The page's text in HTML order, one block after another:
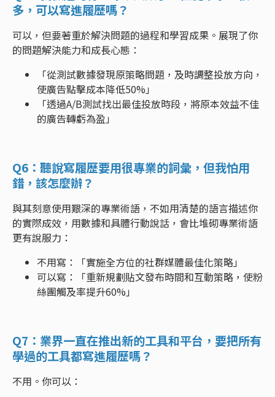
多，可以寫進履歷嗎？
可以，但要著重於解決問題的過程和學習成果。展現了你
的問題解決能力和成長心態：
「從測試數據發現原策略問題，及時調整投放方向，
使廣告點擊成本降低50%」
「透過A/B測試找出最佳投放時段，將原本效益不佳
的廣告轉虧為盈」
Q6：聽說寫履歷要用很專業的詞彙，但我怕用
錯，該怎麼辦？
與其刻意使用艱深的專業術語，不如用清楚的語言描述你
的實際成效，用數據和具體行動說話，會比堆砌專業術語
更有說服力：
不用寫：「實施全方位的社群媒體最佳化策略」
可以寫：「重新規劃貼文發布時間和互動策略，使粉
絲團觸及率提升60%」
Q7：業界一直在推出新的工具和平台，要把所有
學過的工具都寫進履歷嗎？
不用。你可以：